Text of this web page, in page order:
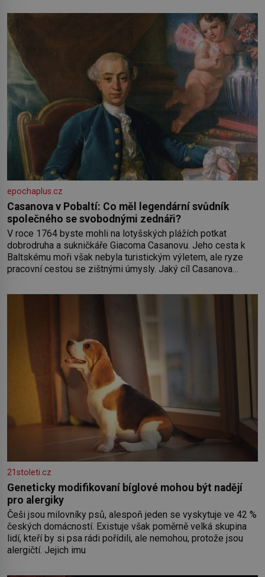
práce a hlavně klid. Hned po studiích jsem odešla z rodného
epochaplus.cz
Casanova v Pobaltí: Co měl legendární svůdník
společného se svobodnými zednáři?
V roce 1764 byste mohli na lotyšských plážích potkat
dobrodruha a sukničkáře Giacoma Casanovu. Jeho cesta k
Baltskému moři však nebyla turistickým výletem, ale ryze
pracovní cestou se zištnými úmysly. Jaký cíl Casanova
Rigy? Casanova v Pobaltí kontaktoval tamní zednářské lóže.
Nebyl v této oblasti žádným nováčkem, protože do
21stoleti.cz
Geneticky modifikovaní bíglové mohou být nadějí
pro alergiky
Češi jsou milovníky psů, alespoň jeden se vyskytuje ve 42 %
českých domácností. Existuje však poměrně velká skupina
lidí, kteří by si psa rádi pořídili, ale nemohou, protože jsou
alergičtí. Jejich imu